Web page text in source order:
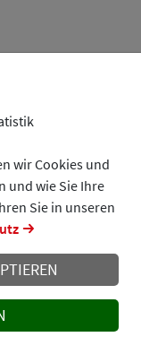
wir Cookies und
und wie Sie Ihre
Sie in unseren